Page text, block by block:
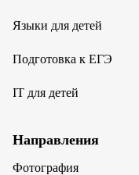
Языки для детей
Подготовка к ЕГЭ
IT для детей
Направления
Фотография